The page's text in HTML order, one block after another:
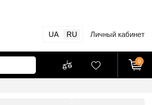
UA RU Личный кабинет
0